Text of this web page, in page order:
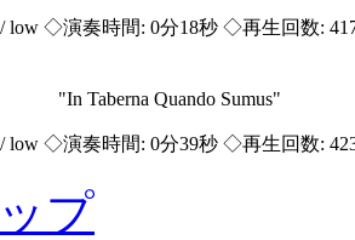
low ◇演奏時間: 0分18秒 ◇再生回数:
"In Taberna Quando Sumus"
low ◇演奏時間: 0分39秒 ◇再生回数:
プ